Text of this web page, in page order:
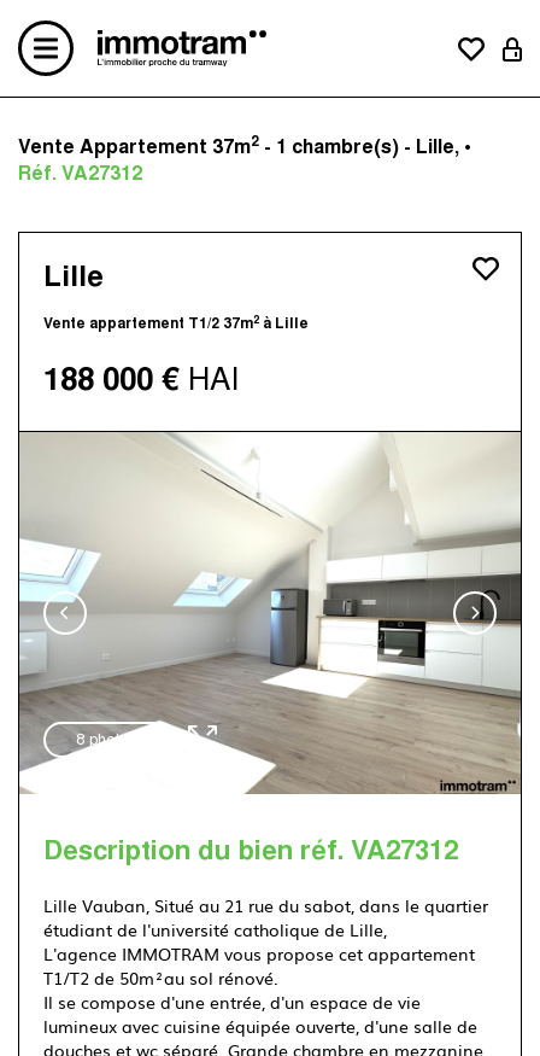
Acheter un bien
Vendre un bien
Le concept
Nos avis clients
Contactez-nous
Immotram La Madeleine
Immotram Marcq-en-Baroeul
Immotram Mouvaux
Immotram Roubaix
Immotram Villeneuve d'Ascq
03 20 555 222
Vente Appartement 37m2 - 1 chambre(s) - Lille, •
Réf. VA27312
Lille
Vente appartement T1/2 37m2 à Lille
188 000 € HAI
8 photos
Description du bien réf. VA27312
Lille Vauban, Situé au 21 rue du sabot, dans le quartier
étudiant de l'université catholique de Lille,
L'agence IMMOTRAM vous propose cet appartement
T1/T2 de 50m²au sol rénové.
Il se compose d'une entrée, d'un espace de vie
lumineux avec cuisine équipée ouverte, d'une salle de
douches et wc séparé. Grande chambre en mezzanine